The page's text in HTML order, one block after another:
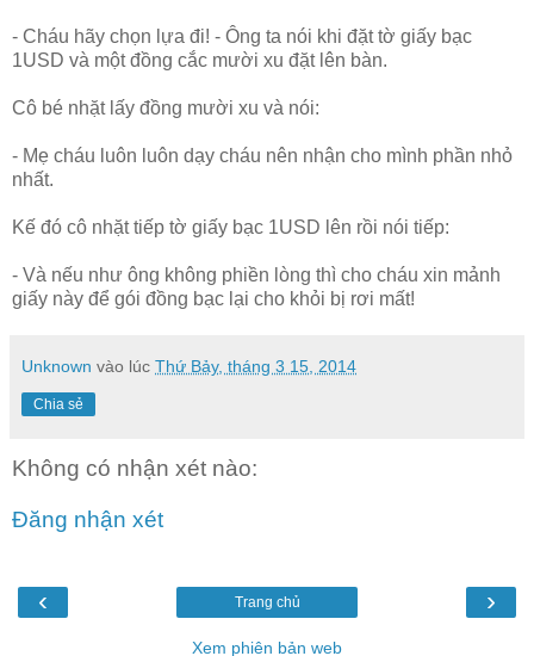
- Cháu hãy chọn lựa đi! - Ông ta nói khi đặt tờ giấy bạc
1USD và một đồng cắc mười xu đặt lên bàn.
Cô bé nhặt lấy đồng mười xu và nói:
- Mẹ cháu luôn luôn dạy cháu nên nhận cho mình phần nhỏ
nhất.
Kế đó cô nhặt tiếp tờ giấy bạc 1USD lên rồi nói tiếp:
- Và nếu như ông không phiền lòng thì cho cháu xin mảnh
giấy này để gói đồng bạc lại cho khỏi bị rơi mất!
Unknown vào lúc Thứ Bảy, tháng 3 15, 2014
Chia sẻ
Không có nhận xét nào:
Đăng nhận xét
‹ ›
Trang chủ
Xem phiên bản web